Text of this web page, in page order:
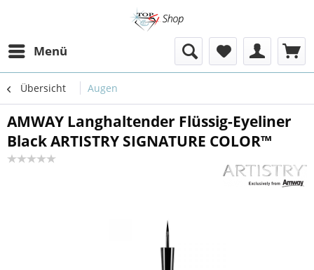
Menü
Übersicht Augen
AMWAY Langhaltender Flüssig-Eyeliner
Black ARTISTRY SIGNATURE COLOR™